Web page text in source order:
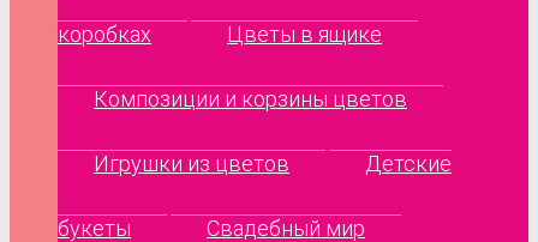
коробках Цветы в ящике
Композиции и корзины цветов
Игрушки из цветов Детские
букеты Свадебный мир